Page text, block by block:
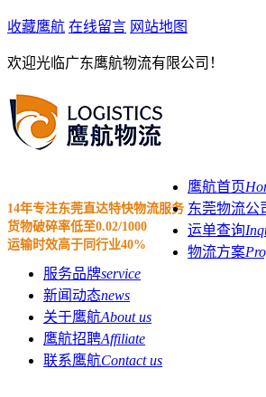
收藏鹰航 在线留言 网站地图
欢迎光临广东鹰航物流有限公司！
14年专注东莞直达特快物流服务
货物破碎率低至0.02/1000
运输时效高于同行业40%
鹰航首页
东莞物流公
运单查询
物流方案
服务品牌service
新闻动态news
关于鹰航About us
鹰航招聘Affiliate
联系鹰航Contact us